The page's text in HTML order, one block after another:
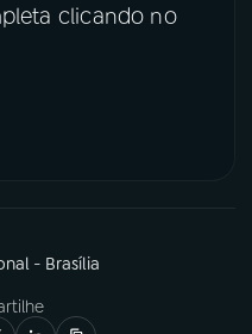
clicando no
- Brasília